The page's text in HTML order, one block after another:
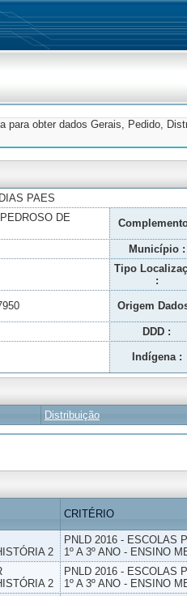
para obter dados Gerais, Pedido,
PAES
DE
Município :
Tipo
:
Origem
DDD :
Indígena :
Distribuição
CRITÉRIO
2
PNLD 2016 - ESCOLAS
1º A 3º ANO - ENSINO
2
PNLD 2016 - ESCOLAS
1º A 3º ANO - ENSINO